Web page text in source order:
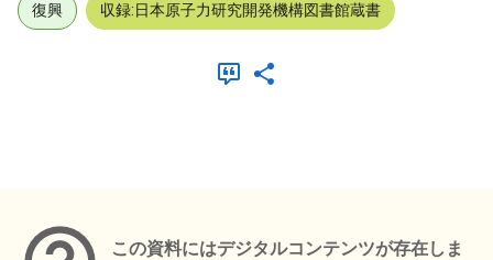
復興 収録:日本原子力研究開発機構図書館蔵書
この資料にはデジタルコンテンツが存在しま